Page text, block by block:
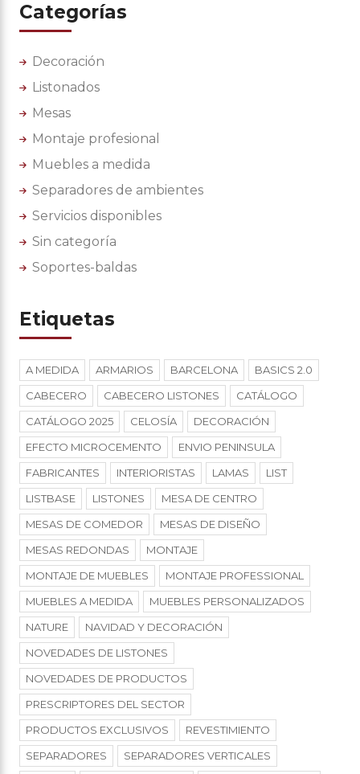
Categorías
Decoración
Listonados
Mesas
Montaje profesional
Muebles a medida
Separadores de ambientes
Servicios disponibles
Sin categoría
Soportes-baldas
Etiquetas
A MEDIDA ARMARIOS BARCELONA
BASICS 2.0
CABECERO
CABECERO LISTONES
CATÁLOGO
CATÁLOGO 2025
CELOSÍA
DECORACIÓN
EFECTO MICROCEMENTO
ENVIO PENINSULA
FABRICANTES
INTERIORISTAS LAMAS
LIST
LISTBASE
LISTONES
MESA DE CENTRO
MESAS DE COMEDOR
MESAS DE DISEÑO
MESAS REDONDAS
MONTAJE
MONTAJE DE MUEBLES
MONTAJE PROFESSIONAL
MUEBLES A MEDIDA
MUEBLES PERSONALIZADOS
NATURE
NAVIDAD Y DECORACIÓN
NOVEDADES DE LISTONES
NOVEDADES DE PRODUCTOS
PRESCRIPTORES DEL SECTOR
PRODUCTOS EXCLUSIVOS
REVESTIMIENTO
SEPARADORES
SEPARADORES VERTICALES